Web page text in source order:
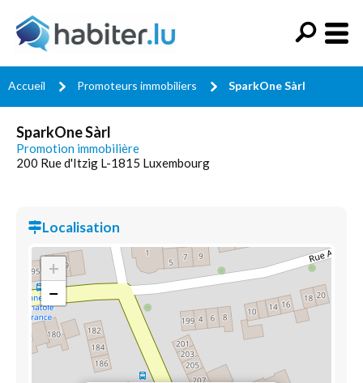
Accueil Promoteurs immobiliers SparkOne Sàrl
SparkOne Sàrl
Promotion immobilière
200 Rue d'Itzig L-1815 Luxembourg
Localisation
+
−